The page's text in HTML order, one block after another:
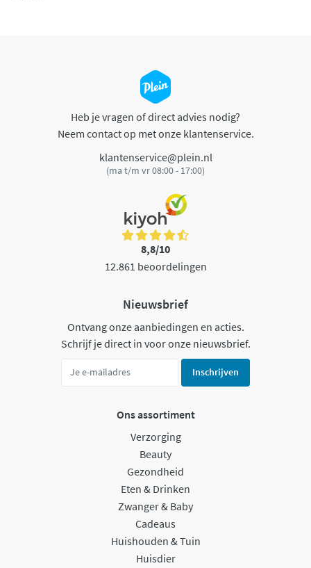
Heb je vragen of direct advies nodig?
Neem contact op met onze klantenservice.
klantenservice@plein.nl
(ma t/m vr 08:00 - 17:00)
8,8/10
12.861 beoordelingen
Nieuwsbrief
Ontvang onze aanbiedingen en acties.
Schrijf je direct in voor onze nieuwsbrief.
Inschrijven
Ons assortiment
Verzorging
Beauty
Gezondheid
Eten & Drinken
Zwanger & Baby
Cadeaus
Huishouden & Tuin
Huisdier